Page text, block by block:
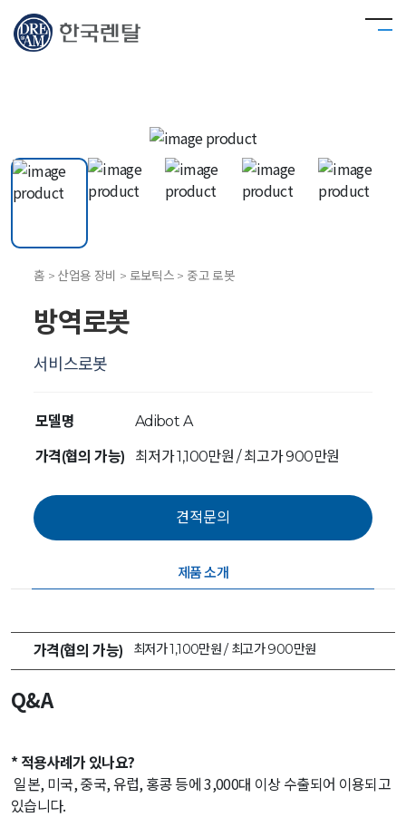
홈 > 산업용 장비 > 로보틱스 > 중고 로봇
방역로봇
서비스로봇
모델명 Adibot A
가격(협의 가능) 최저가 1,100만원 / 최고가 900만원
제품 소개
가격(협의 가능) 최저가 1,100만원 / 최고가 900만원
Q&A
* 적용사례가 있나요?
일본, 미국, 중국, 유럽, 홍콩 등에 3,000대 이상 수출되어 이용되고
있습니다.